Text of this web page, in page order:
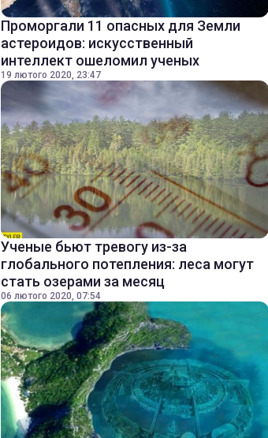
Проморгали 11 опасных для Земли
астероидов: искусственный
интеллект ошеломил ученых
19 лютого 2020, 23:47
Ученые бьют тревогу из-за
глобального потепления: леса могут
стать озерами за месяц
06 лютого 2020, 07:54